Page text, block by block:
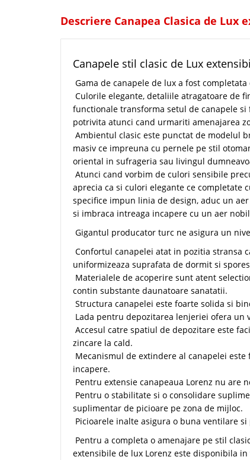
Descriere Canapea Clasica de Lux
Canapele stil clasic de Lux
Gama de canapele de lux a fost
Culorile elegante, detaliile atragatoare de
functionale transforma setul de canapele si
potrivita atunci cand urmariti amenajarea
Ambientul clasic este punctat de modelul
masiv ce impreuna cu pernele pe stil
oriental in sufrageria sau livingul
Atunci cand vorbim de culori sensibile
aprecia ca si culori elegante ce completate
specifice impun linia de design, aduc un
si imbraca intreaga incapere cu un aer
Gigantul producator turc ne asigura un
Confortul canapelei atat in pozitia stransa
uniformizeaza suprafata de dormit si
Materialele de acoperire sunt atent
contin substante daunatoare sanatatii.
Structura canapelei este foarte solida si
Lada pentru depozitarea lenjeriei ofera un
Accesul catre spatiul de depozitare este
zincare la cald.
Mecanismul de extindere al canapelei
incapere.
Pentru extensie canapeaua Lorenz nu are
Pentru o stabilitate si o consolidare
suplimentar de picioare pe zona de mijloc.
Picioarele inalte asigura o buna ventilare
Pentru a completa o amenajare pe stil
extensibile de lux Lorenz este disponibila